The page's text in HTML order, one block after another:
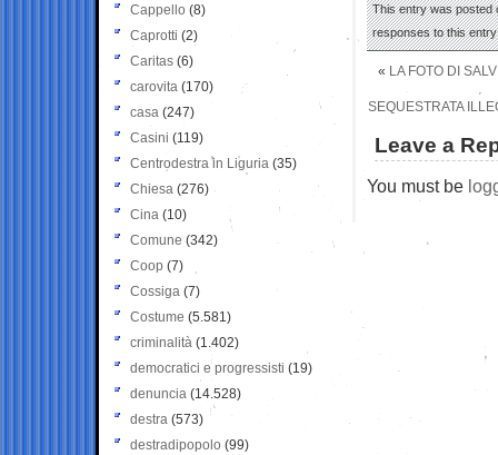
This entry was posted
responses to this
« LA FOTO DI
SEQUESTRATA
Leave a
You must be
Cappello (8)
Caprotti (2)
Caritas (6)
carovita (170)
casa (247)
Casini (119)
Centrodestra in Liguria (35)
Chiesa (276)
Cina (10)
Comune (342)
Coop (7)
Cossiga (7)
Costume (5.581)
criminalità (1.402)
democratici e progressisti (19)
denuncia (14.528)
destra (573)
destradipopolo (99)